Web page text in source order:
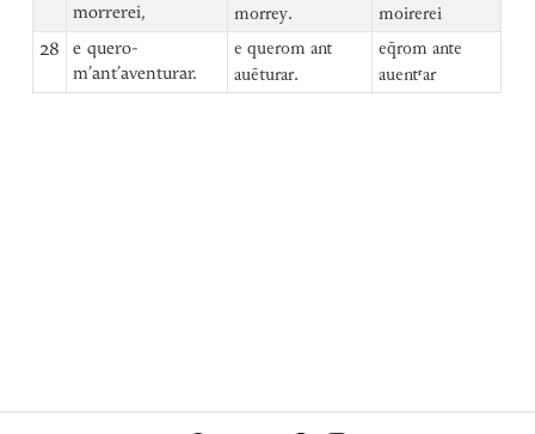
morrerei,
morrey.
moirerei
28
e quero-
m’ant’aventurar.
e querom ant
auēturar.
eq̄rom ante
auentʳar